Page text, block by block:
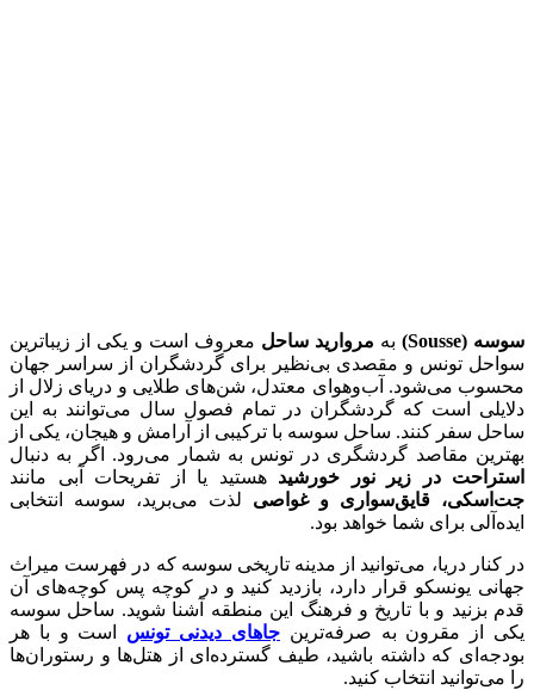
سوسه (Sousse) به مروارید ساحل معروف است و یکی از زیباترین
سواحل تونس و مقصدی بی‌نظیر برای گردشگران از سراسر جهان
محسوب می‌شود. آب‌وهوای معتدل، شن‌های طلایی و دریای زلال از
دلایلی است که گردشگران در تمام فصول سال می‌توانند به این
ساحل سفر کنند. ساحل سوسه با ترکیبی از آرامش و هیجان، یکی از
بهترین مقاصد گردشگری در تونس به شمار می‌رود. اگر به دنبال
استراحت در زیر نور خورشید هستید یا از تفریحات آبی مانند
جت‌اسکی، قایق‌سواری و غواصی لذت می‌برید، سوسه انتخابی
ایده‌آلی برای شما خواهد بود.
در کنار دریا، می‌توانید از مدینه تاریخی سوسه که در فهرست میراث
جهانی یونسکو قرار دارد، بازدید کنید و در کوچه پس کوچه‌های آن
قدم بزنید و با تاریخ و فرهنگ این منطقه آشنا شوید. ساحل سوسه
یکی از مقرون به صرفه‌ترینجاهای دیدنی تونس است و با هر
بودجه‌ای که داشته باشید، طیف گسترده‌ای از هتل‌ها و رستوران‌ها
را می‌توانید انتخاب کنید.